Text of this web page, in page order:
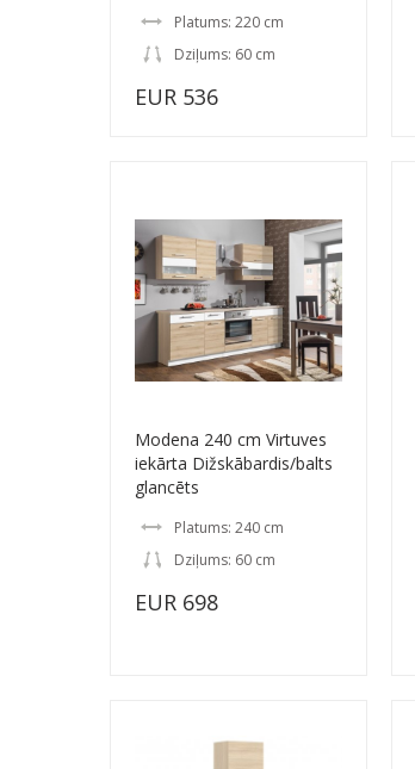
Platums: 220 cm
Dziļums: 60 cm
EUR 536
Modena 240 cm Virtuves
iekārta Dižskābardis/balts
glancēts
Platums: 240 cm
Dziļums: 60 cm
EUR 698